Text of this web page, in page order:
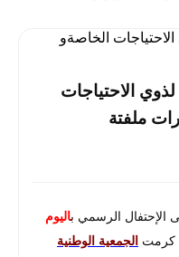
الاحتياجات
ملفتة
الإحتفال الرسمي باليوم
كرمت الجمعية الوطنية